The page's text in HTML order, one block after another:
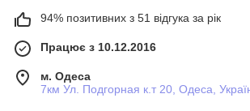
94% позитивних з 51 відгука за рік
Працює з 10.12.2016
м. Одеса
7км Ул. Подгорная к.т 20, Одеса,